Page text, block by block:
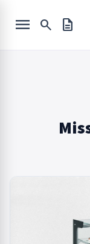
description
search
menu